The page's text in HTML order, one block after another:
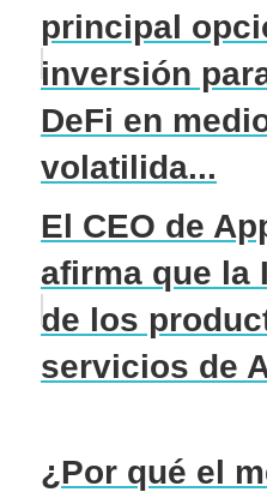
principal
inversión
DeFi en
volatilida...
El CEO de
afirma que la
de los
servicios de
¿Por qué el